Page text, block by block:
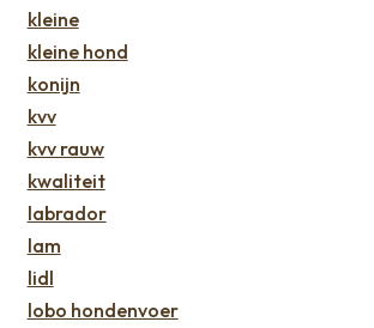
kleine
kleine hond
konijn
kvv
kvv rauw
kwaliteit
labrador
lam
lidl
lobo hondenvoer